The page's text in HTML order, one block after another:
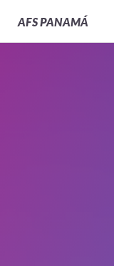
AFSPANAMÁ